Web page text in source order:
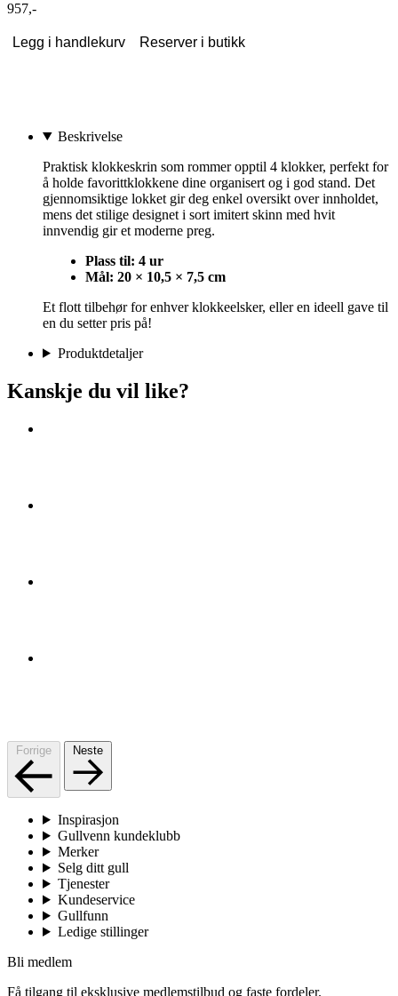
957,-
Legg i handlekurv Reserver i butikk
Beskrivelse
Praktisk klokkeskrin som rommer opptil 4 klokker, perfekt for
å holde favorittklokkene dine organisert og i god stand. Det
gjennomsiktige lokket gir deg enkel oversikt over innholdet,
mens det stilige designet i sort imitert skinn med hvit
innvendig gir et moderne preg.
Plass til: 4 ur
Mål: 20 × 10,5 × 7,5 cm
Et flott tilbehør for enhver klokkeelsker, eller en ideell gave til
en du setter pris på!
Produktdetaljer
Kanskje du vil like?
Forrige Neste
Inspirasjon
Gullvenn kundeklubb
Merker
Selg ditt gull
Tjenester
Kundeservice
Gullfunn
Ledige stillinger
Bli medlem
Få tilgang til eksklusive medlemstilbud og faste fordeler.